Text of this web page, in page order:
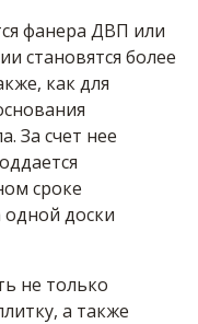
фанера ДВП или
становятся более
как для
За счет нее
сроке
одной доски
не только
а также